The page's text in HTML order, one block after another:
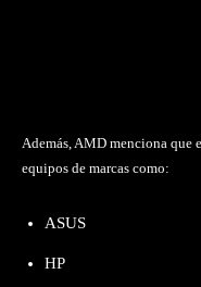
Además, AMD menciona que
equipos de marcas como:
ASUS
HP